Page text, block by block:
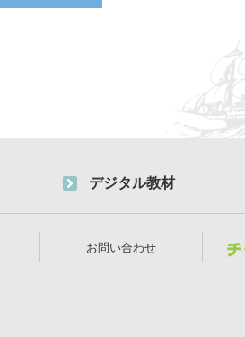
デジタル教材
お問い合わせ